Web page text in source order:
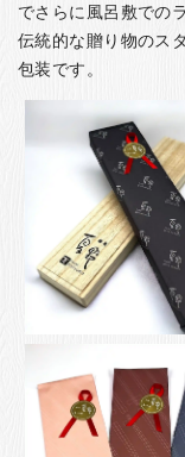
でさらに風呂敷での
伝統的な贈り物のス
包装です。